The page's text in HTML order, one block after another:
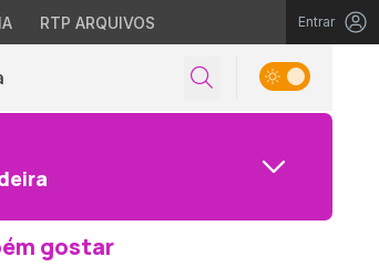
RTP ARQUIVOS Entrar
gostar